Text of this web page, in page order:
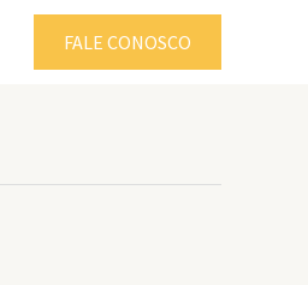
FALE CONOSCO